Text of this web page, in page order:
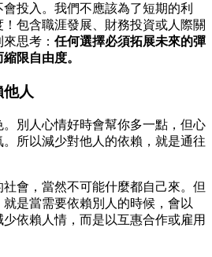
投入。我們不應該為了短期的利
包含職涯發展、財務投資或人際關
思考： 任何選擇必須拓展未來的彈
限自由度。
人
別人心情好時會幫你多一點，但心
所以減少對他人的依賴，就是通往
會，當然不可能什麼都自己來。但
是當需要依賴別人的時候，會以
少依賴人情，而是以互惠合作或雇用